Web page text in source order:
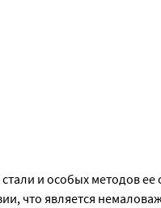
и особых методов
что является